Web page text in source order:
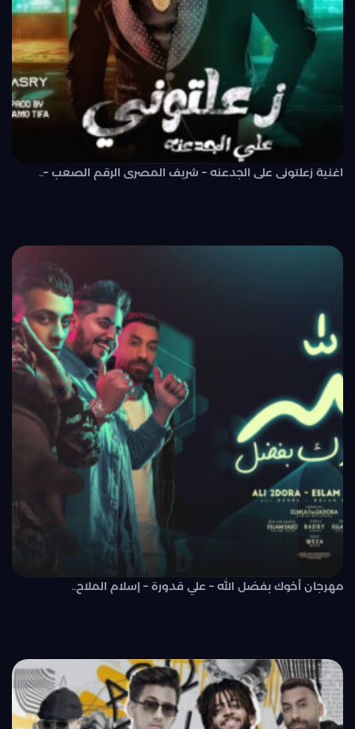
اغنية زعلتونى على الجدعنه – شريف المصرى الرقم الصعب –..
مهرجان أخوك بفضل الله – علي قدورة – إسلام الملاح..